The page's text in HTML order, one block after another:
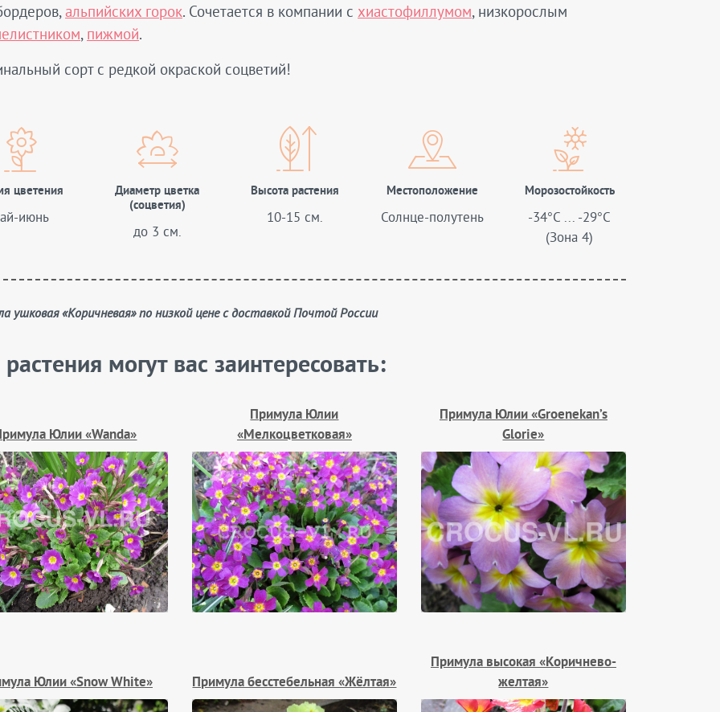
альпийских горок. Сочетается в компании с хиастофиллумом, низкорослым
, пижмой.
сорт с редкой окраской соцветий!
цветения
июнь
Диаметр цветка
(соцветия)
до 3 см.
Высота растения
10-15 см.
Местоположение
Солнце-полутень
Морозостойкость
-34°C ... -29°C
(Зона 4)
ушковая «Коричневая» по низкой цене с доставкой Почтой России
могут вас заинтересовать:
Юлии «Wanda»
Примула Юлии
«Мелкоцветковая»
Примула Юлии «Groenekan’s
Glorie»
Юлии «Snow White» Примула бесстебельная «Жёлтая»
Примула высокая «Коричнево-
желтая»